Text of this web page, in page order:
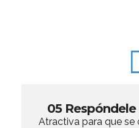
05
Atractiva para que se